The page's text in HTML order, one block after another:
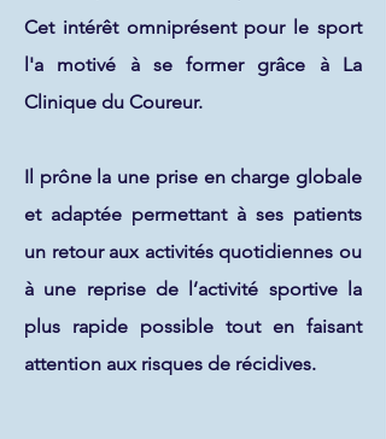
Cet intérêt omniprésent pour le sport
l'a motivé à se former grâce à La
Clinique du Coureur.
Il prône la une prise en charge globale
et adaptée permettant à ses patients
un retour aux activités quotidiennes ou
à une reprise de l’activité sportive la
plus rapide possible tout en faisant
attention aux risques de récidives.